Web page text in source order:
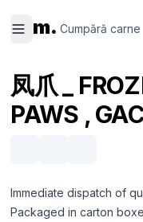
m. Cumpără carne
carne
凤爪 _
PAWS ,
Immediate dispatch of
Packaged in carton